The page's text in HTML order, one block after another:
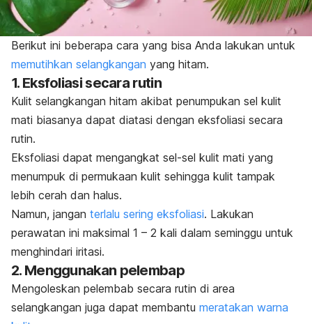
Berikut ini beberapa cara yang bisa Anda lakukan untuk
memutihkan selangkangan yang hitam.
1. Eksfoliasi secara rutin
Kulit selangkangan hitam akibat penumpukan sel kulit
mati biasanya dapat diatasi dengan eksfoliasi secara
rutin.
Eksfoliasi dapat mengangkat sel-sel kulit mati yang
menumpuk di permukaan kulit sehingga kulit tampak
lebih cerah dan halus.
Namun, jangan terlalu sering eksfoliasi. Lakukan
perawatan ini maksimal 1 – 2 kali dalam seminggu untuk
menghindari iritasi.
2. Menggunakan pelembap
Mengoleskan pelembab secara rutin di area
selangkangan juga dapat membantu meratakan warna